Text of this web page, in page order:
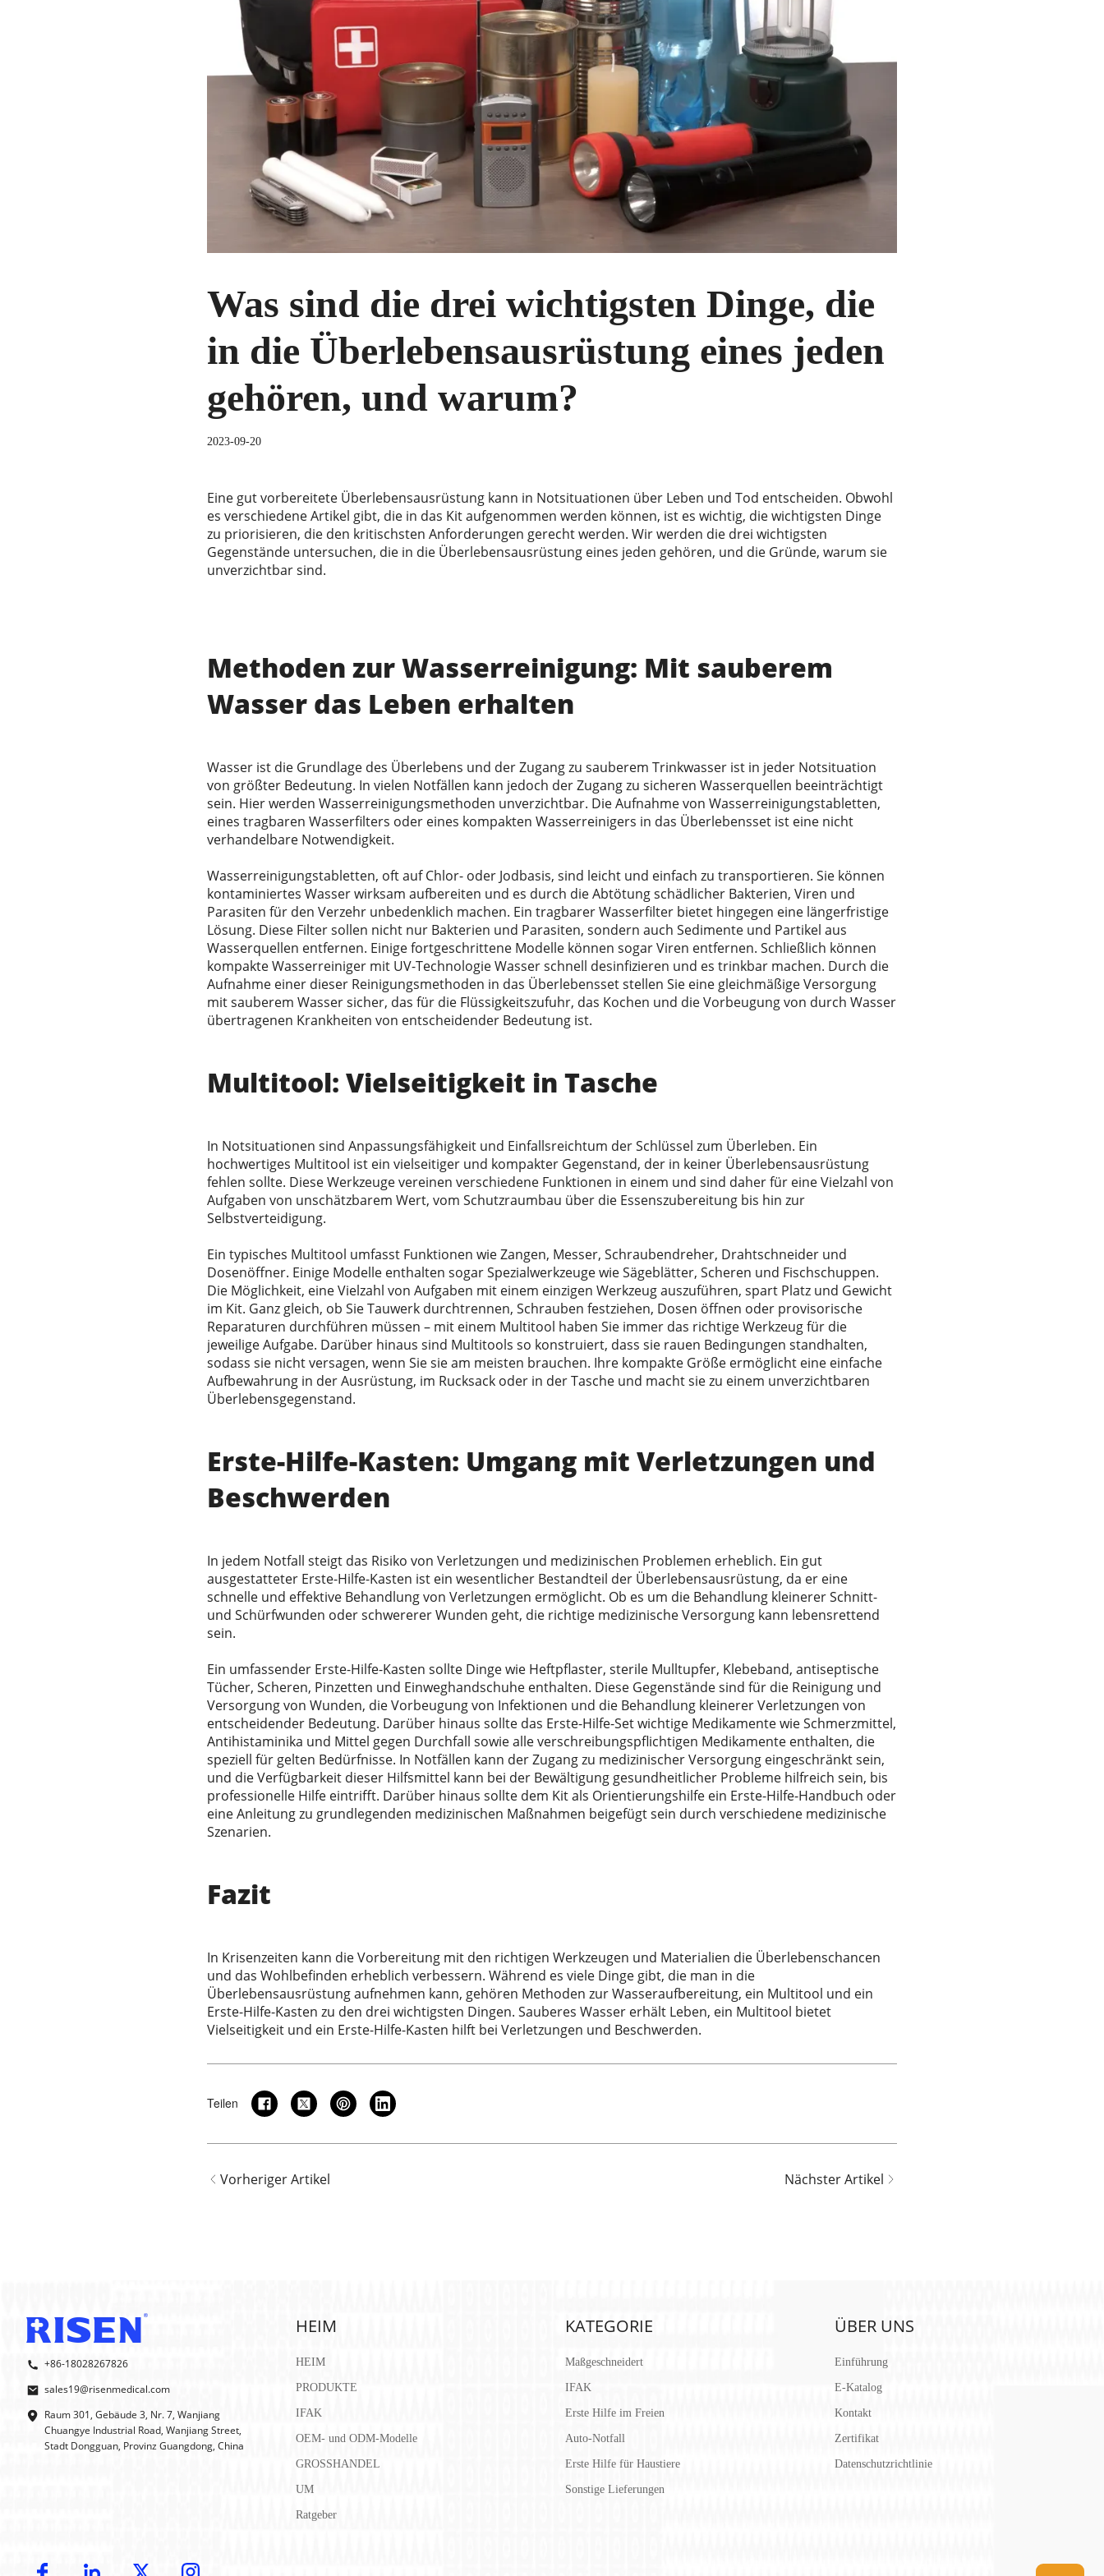
Was sind die drei wichtigsten Dinge, die
in die Überlebensausrüstung eines jeden
gehören, und warum?
2023-09-20
Eine gut vorbereitete Überlebensausrüstung kann in Notsituationen über Leben und Tod entscheiden. Obwohl
es verschiedene Artikel gibt, die in das Kit aufgenommen werden können, ist es wichtig, die wichtigsten Dinge
zu priorisieren, die den kritischsten Anforderungen gerecht werden. Wir werden die drei wichtigsten
Gegenstände untersuchen, die in die Überlebensausrüstung eines jeden gehören, und die Gründe, warum sie
unverzichtbar sind.
Methoden zur Wasserreinigung: Mit sauberem
Wasser das Leben erhalten
Wasser ist die Grundlage des Überlebens und der Zugang zu sauberem Trinkwasser ist in jeder Notsituation
von größter Bedeutung. In vielen Notfällen kann jedoch der Zugang zu sicheren Wasserquellen beeinträchtigt
sein. Hier werden Wasserreinigungsmethoden unverzichtbar. Die Aufnahme von Wasserreinigungstabletten,
eines tragbaren Wasserfilters oder eines kompakten Wasserreinigers in das Überlebensset ist eine nicht
verhandelbare Notwendigkeit.
Wasserreinigungstabletten, oft auf Chlor- oder Jodbasis, sind leicht und einfach zu transportieren. Sie können
kontaminiertes Wasser wirksam aufbereiten und es durch die Abtötung schädlicher Bakterien, Viren und
Parasiten für den Verzehr unbedenklich machen. Ein tragbarer Wasserfilter bietet hingegen eine längerfristige
Lösung. Diese Filter sollen nicht nur Bakterien und Parasiten, sondern auch Sedimente und Partikel aus
Wasserquellen entfernen. Einige fortgeschrittene Modelle können sogar Viren entfernen. Schließlich können
kompakte Wasserreiniger mit UV-Technologie Wasser schnell desinfizieren und es trinkbar machen. Durch die
Aufnahme einer dieser Reinigungsmethoden in das Überlebensset stellen Sie eine gleichmäßige Versorgung
mit sauberem Wasser sicher, das für die Flüssigkeitszufuhr, das Kochen und die Vorbeugung von durch Wasser
übertragenen Krankheiten von entscheidender Bedeutung ist.
Multitool: Vielseitigkeit in Tasche
In Notsituationen sind Anpassungsfähigkeit und Einfallsreichtum der Schlüssel zum Überleben. Ein
hochwertiges Multitool ist ein vielseitiger und kompakter Gegenstand, der in keiner Überlebensausrüstung
fehlen sollte. Diese Werkzeuge vereinen verschiedene Funktionen in einem und sind daher für eine Vielzahl von
Aufgaben von unschätzbarem Wert, vom Schutzraumbau über die Essenszubereitung bis hin zur
Selbstverteidigung.
Ein typisches Multitool umfasst Funktionen wie Zangen, Messer, Schraubendreher, Drahtschneider und
Dosenöffner. Einige Modelle enthalten sogar Spezialwerkzeuge wie Sägeblätter, Scheren und Fischschuppen.
Die Möglichkeit, eine Vielzahl von Aufgaben mit einem einzigen Werkzeug auszuführen, spart Platz und Gewicht
im Kit. Ganz gleich, ob Sie Tauwerk durchtrennen, Schrauben festziehen, Dosen öffnen oder provisorische
Reparaturen durchführen müssen – mit einem Multitool haben Sie immer das richtige Werkzeug für die
jeweilige Aufgabe. Darüber hinaus sind Multitools so konstruiert, dass sie rauen Bedingungen standhalten,
sodass sie nicht versagen, wenn Sie sie am meisten brauchen. Ihre kompakte Größe ermöglicht eine einfache
Aufbewahrung in der Ausrüstung, im Rucksack oder in der Tasche und macht sie zu einem unverzichtbaren
Überlebensgegenstand.
Erste-Hilfe-Kasten: Umgang mit Verletzungen und
Beschwerden
In jedem Notfall steigt das Risiko von Verletzungen und medizinischen Problemen erheblich. Ein gut
ausgestatteter Erste-Hilfe-Kasten ist ein wesentlicher Bestandteil der Überlebensausrüstung, da er eine
schnelle und effektive Behandlung von Verletzungen ermöglicht. Ob es um die Behandlung kleinerer Schnitt-
und Schürfwunden oder schwererer Wunden geht, die richtige medizinische Versorgung kann lebensrettend
sein.
Ein umfassender Erste-Hilfe-Kasten sollte Dinge wie Heftpflaster, sterile Mulltupfer, Klebeband, antiseptische
Tücher, Scheren, Pinzetten und Einweghandschuhe enthalten. Diese Gegenstände sind für die Reinigung und
Versorgung von Wunden, die Vorbeugung von Infektionen und die Behandlung kleinerer Verletzungen von
entscheidender Bedeutung. Darüber hinaus sollte das Erste-Hilfe-Set wichtige Medikamente wie Schmerzmittel,
Antihistaminika und Mittel gegen Durchfall sowie alle verschreibungspflichtigen Medikamente enthalten, die
speziell für gelten Bedürfnisse. In Notfällen kann der Zugang zu medizinischer Versorgung eingeschränkt sein,
und die Verfügbarkeit dieser Hilfsmittel kann bei der Bewältigung gesundheitlicher Probleme hilfreich sein, bis
professionelle Hilfe eintrifft. Darüber hinaus sollte dem Kit als Orientierungshilfe ein Erste-Hilfe-Handbuch oder
eine Anleitung zu grundlegenden medizinischen Maßnahmen beigefügt sein durch verschiedene medizinische
Szenarien.
Fazit
In Krisenzeiten kann die Vorbereitung mit den richtigen Werkzeugen und Materialien die Überlebenschancen
und das Wohlbefinden erheblich verbessern. Während es viele Dinge gibt, die man in die
Überlebensausrüstung aufnehmen kann, gehören Methoden zur Wasseraufbereitung, ein Multitool und ein
Erste-Hilfe-Kasten zu den drei wichtigsten Dingen. Sauberes Wasser erhält Leben, ein Multitool bietet
Vielseitigkeit und ein Erste-Hilfe-Kasten hilft bei Verletzungen und Beschwerden.
Teilen
Vorheriger Artikel Nächster Artikel
+86-18028267826
sales19@risenmedical.com
Raum 301, Gebäude 3, Nr. 7, Wanjiang
Chuangye Industrial Road, Wanjiang Street,
Stadt Dongguan, Provinz Guangdong, China
HEIM
HEIM
PRODUKTE
IFAK
OEM- und ODM-Modelle
GROSSHANDEL
UM
Ratgeber
KATEGORIE
Maßgeschneidert
IFAK
Erste Hilfe im Freien
Auto-Notfall
Erste Hilfe für Haustiere
Sonstige Lieferungen
ÜBER UNS
Einführung
E-Katalog
Kontakt
Zertifikat
Datenschutzrichtlinie